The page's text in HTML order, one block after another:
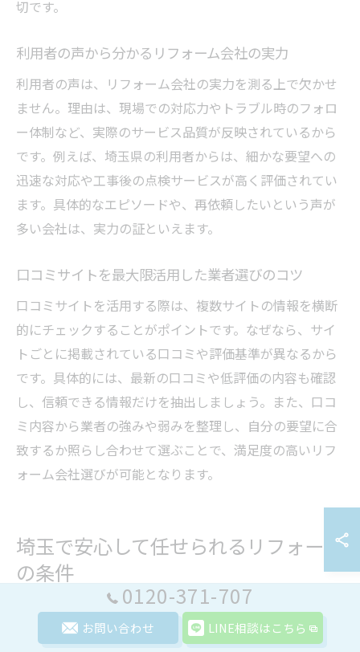
切です。
利用者の声から分かるリフォーム会社の実力
利用者の声は、リフォーム会社の実力を測る上で欠かせ
ません。理由は、現場での対応力やトラブル時のフォロ
ー体制など、実際のサービス品質が反映されているから
です。例えば、埼玉県の利用者からは、細かな要望への
迅速な対応や工事後の点検サービスが高く評価されてい
ます。具体的なエピソードや、再依頼したいという声が
多い会社は、実力の証といえます。
口コミサイトを最大限活用した業者選びのコツ
口コミサイトを活用する際は、複数サイトの情報を横断
的にチェックすることがポイントです。なぜなら、サイ
トごとに掲載されている口コミや評価基準が異なるから
です。具体的には、最新の口コミや低評価の内容も確認
し、信頼できる情報だけを抽出しましょう。また、口コ
ミ内容から業者の強みや弱みを整理し、自分の要望に合
致するか照らし合わせて選ぶことで、満足度の高いリフ
ォーム会社選びが可能となります。
埼玉で安心して任せられるリフォーム
の条件
安心してリフォーム会社を選ぶための基準
0120-371-707
お問い合わせ LINE相談はこちら